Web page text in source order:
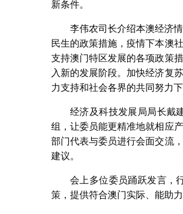
新条件。
李伟农司长介绍本澳经济
民生的政策措施，疫情下本澳
支持澳门特区发展的各项政策
入新的发展阶段。加快经济复
力支持和社会各界的共同努力
经济及科技发展局局长戴
组，让委员能更精准地就相应
部门代表与委员进行会面交流
建议。
会上多位委员踊跃发言，
策，提供符合澳门实际、能助